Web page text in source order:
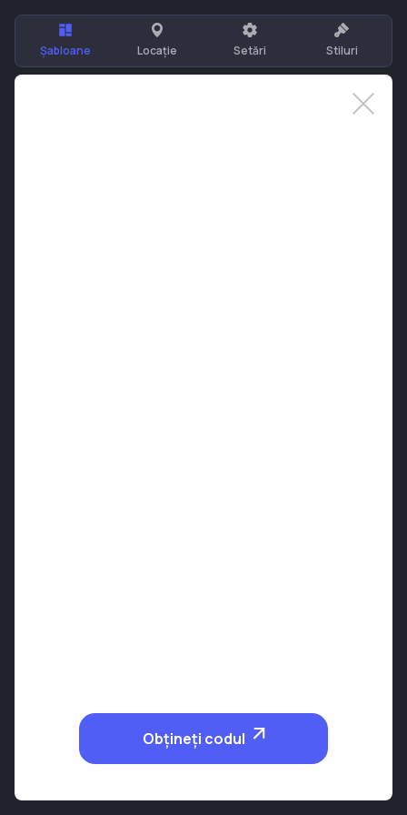
Șabloane Locație Setări Stiluri
Obțineți codul